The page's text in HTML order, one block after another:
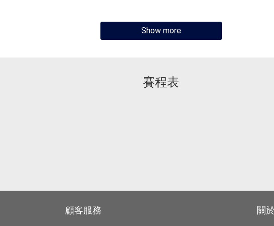
Show more
賽程表
顧客服務 關